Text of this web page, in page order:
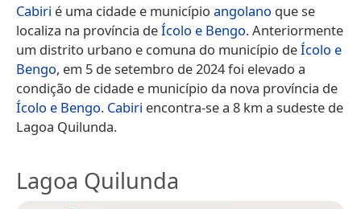
Cabiri é uma cidade e município angolano que se
localiza na província deÍcolo e Bengo. Anteriormente
um distrito urbano e comuna do município deÍcolo e
Bengo, em 5 de setembro de 2024 foi elevado a
condição de cidade e município da nova província de
Ícolo e Bengo. Cabiri encontra-se a 8 km a sudeste de
Lagoa Quilunda.
Lagoa Quilunda